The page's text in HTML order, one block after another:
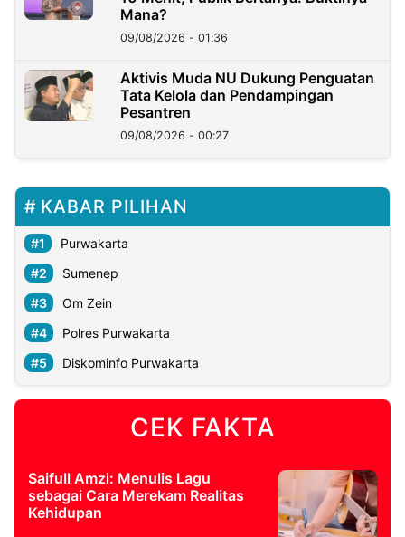
Mana?
09/08/2026 - 01:36
Aktivis Muda NU Dukung Penguatan
Tata Kelola dan Pendampingan
Pesantren
09/08/2026 - 00:27
KABAR PILIHAN
Purwakarta
Sumenep
Om Zein
Polres Purwakarta
Diskominfo Purwakarta
CEK FAKTA
Saifull Amzi: Menulis Lagu
sebagai Cara Merekam Realitas
Kehidupan